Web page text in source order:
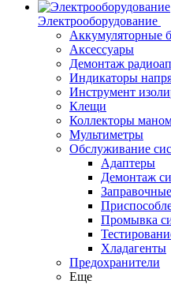
Электрооборудование
Аккумуляторные
Аксессуары
Демонтаж
Индикаторы
Инструмент
Клещи
Коллекторы
Мультиметры
Обслуживание
Адаптеры
Демонтаж
Промывка
Хладагенты
Предохранители
Еще